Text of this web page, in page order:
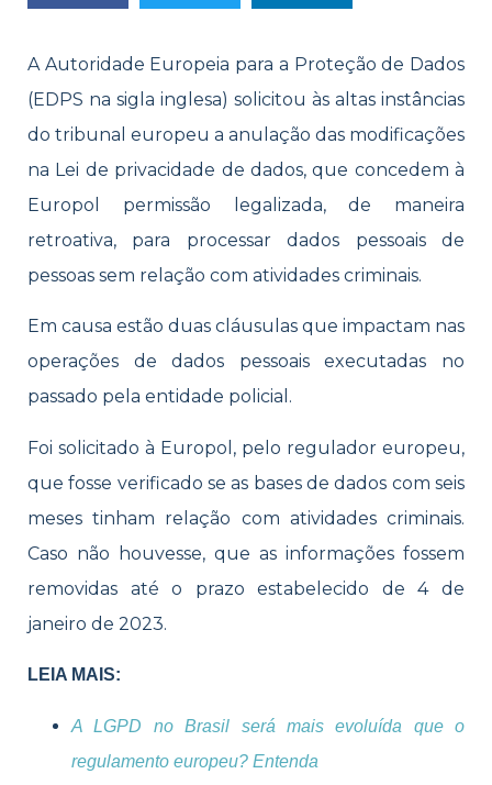
A Autoridade Europeia para a Proteção de Dados
(EDPS na sigla inglesa) solicitou às altas instâncias
do tribunal europeu a anulação das modificações
na Lei de privacidade de dados, que concedem à
Europol permissão legalizada, de maneira
retroativa, para processar dados pessoais de
pessoas sem relação com atividades criminais.
Em causa estão duas cláusulas que impactam nas
operações de dados pessoais executadas no
passado pela entidade policial.
Foi solicitado à Europol, pelo regulador europeu,
que fosse verificado se as bases de dados com seis
meses tinham relação com atividades criminais.
Caso não houvesse, que as informações fossem
removidas até o prazo estabelecido de 4 de
janeiro de 2023.
LEIA MAIS:
A LGPD no Brasil será mais evoluída que o
regulamento europeu? Entenda